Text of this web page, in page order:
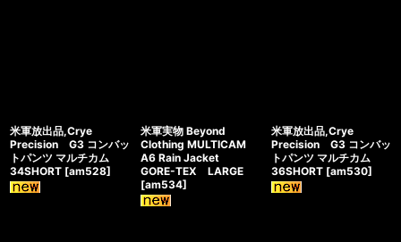
米軍放出品,Crye
Precision G3 コンバッ
トパンツ マルチカム
34SHORT [am528]
米軍実物 Beyond
Clothing MULTICAM
A6 Rain Jacket
GORE-TEX LARGE
[am534]
米軍放出品,Crye
Precision G3 コンバッ
トパンツ マルチカム
36SHORT [am530]